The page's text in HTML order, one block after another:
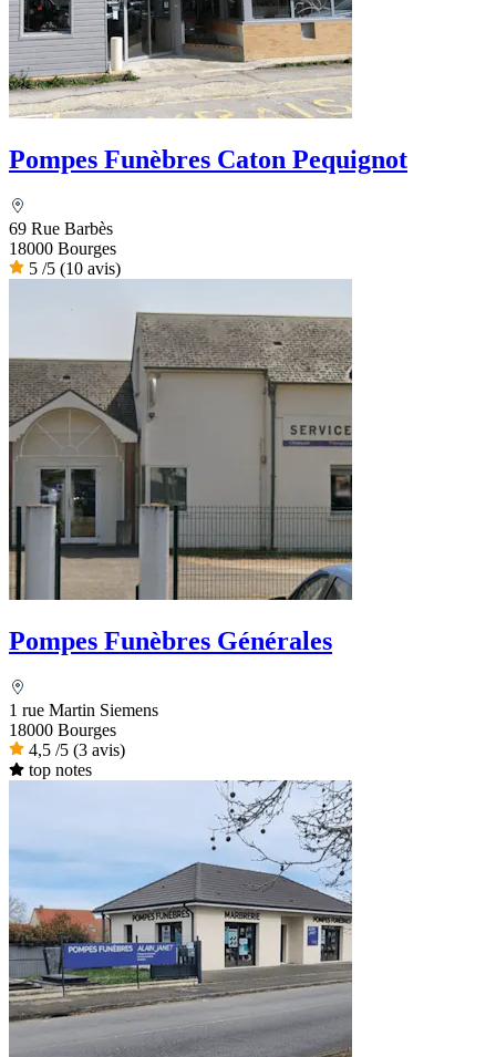
Pompes Funèbres Caton Pequignot
69 Rue Barbès
18000 Bourges
5 /5 (10 avis)
Pompes Funèbres Générales
1 rue Martin Siemens
18000 Bourges
4,5 /5 (3 avis)
top notes